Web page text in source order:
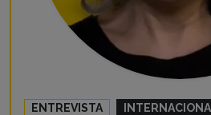
ENTREVISTA